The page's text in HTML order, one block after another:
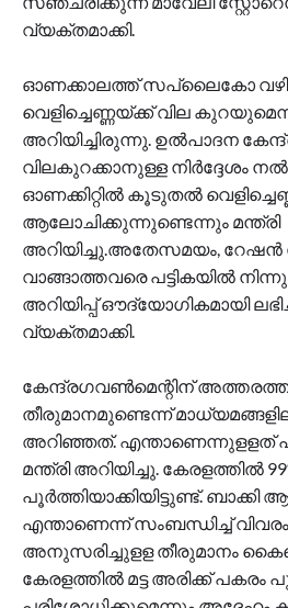
വ്യക്തമാക്കി.
ഓണക്കാലത്ത് സപ്ലൈകോ
വെളിച്ചെണ്ണയ്ക്ക് വില
അറിയിച്ചിരുന്നു. ഉൽപാദന
വിലകുറക്കാനുള്ള നിർദ്ദേശം
ഓണക്കിറ്റിൽ കൂടുതൽ
ആലോചിക്കുന്നുണ്ടെന്നും മന്ത്രി
അറിയിച്ചു.അതേസമയം,
വാങ്ങാത്തവരെ പട്ടികയിൽ
അറിയിപ്പ് ഔദ്യോഗികമായി
വ്യക്തമാക്കി.
കേന്ദ്രഗവണ്‍മെന്റിന്
തീരുമാനമുണ്ടെന്ന്
അറിഞ്ഞത്. എന്താണെന്നുളളത്
മന്ത്രി അറിയിച്ചു. കേരളത്തിൽ
പൂർത്തിയാക്കിയിട്ടുണ്ട്.
എന്താണെന്ന് സംബന്ധിച്ച്
അനുസരിച്ചുളള തീരുമാനം
കേരളത്തിൽ മട്ട അരിക്ക്